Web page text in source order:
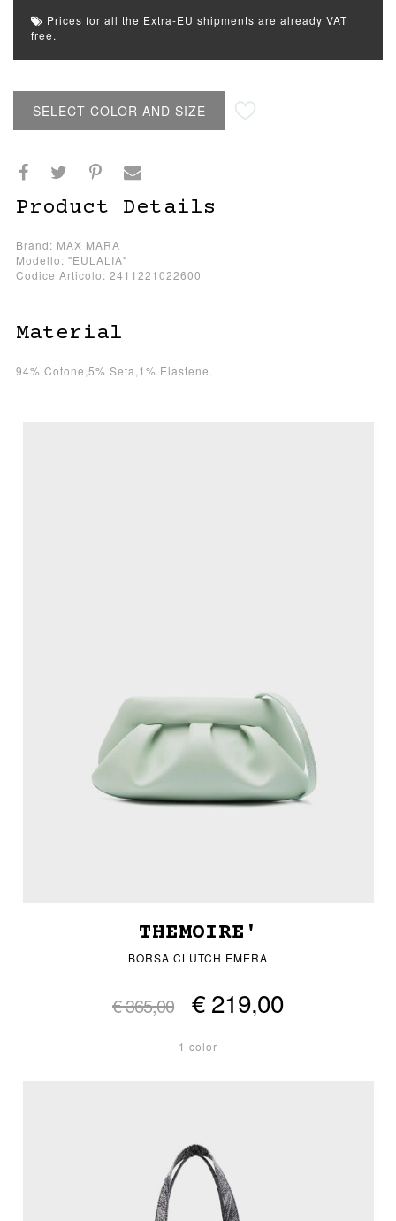
Prices for all the Extra-EU shipments are already VAT
free.
SELECT COLOR AND SIZE
Product Details
Brand: MAX MARA
Modello: "EULALIA"
Codice Articolo: 2411221022600
Material
94% Cotone,5% Seta,1% Elastene.
THEMOIRE'
BORSA CLUTCH EMERA
€ 365,00 € 219,00
1 color